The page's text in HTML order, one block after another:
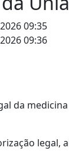
09:35
09:36
da
legal,